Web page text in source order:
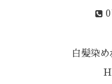
白髪染め